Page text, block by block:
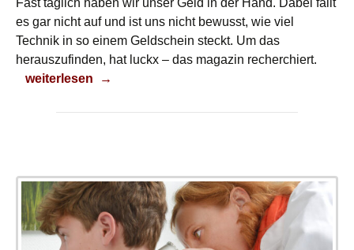
Fast täglich haben wir unser Geld in der Hand. Dabei fällt
es gar nicht auf und ist uns nicht bewusst, wie viel
Technik in so einem Geldschein steckt. Um das
herauszufinden, hat luckx – das magazin recherchiert.
Hightech in der Geldbörse
weiterlesen →